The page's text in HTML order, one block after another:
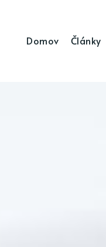
Domov Články